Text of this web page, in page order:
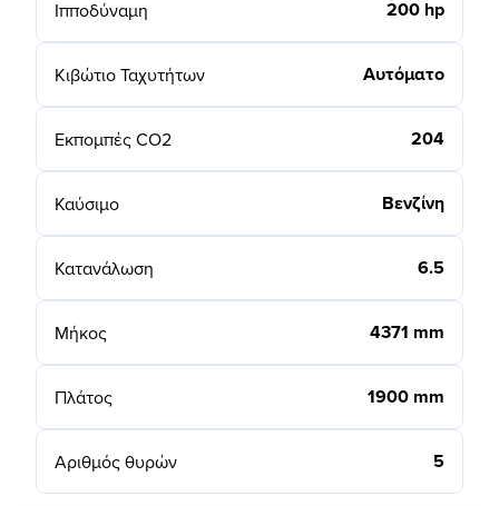
Ιπποδύναμη 200 hp
Κιβώτιο Ταχυτήτων Αυτόματο
Εκπομπές CO2 204
Καύσιμο Βενζίνη
Κατανάλωση 6.5
Μήκος 4371 mm
Πλάτος 1900 mm
Αριθμός θυρών 5